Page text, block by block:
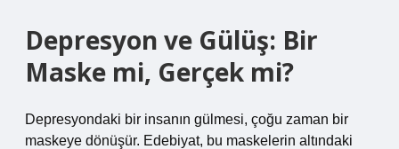
Depresyon ve Gülüş: Bir
Maske mi, Gerçek mi?
Depresyondaki bir insanın gülmesi, çoğu zaman bir
maskeye dönüşür. Edebiyat, bu maskelerin altındaki